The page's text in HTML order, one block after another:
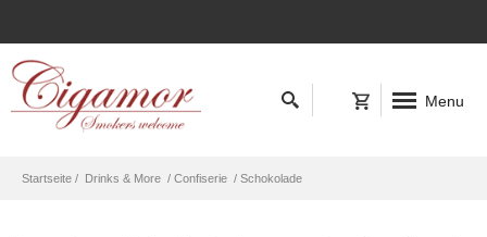
Menu
Startseite / Drinks & More / Confiserie / Schokolade